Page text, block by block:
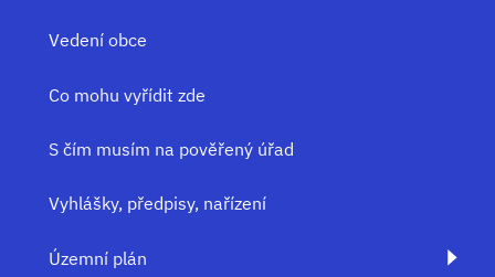
Vedení obce
Co mohu vyřídit zde
S čím musím na pověřený úřad
Vyhlášky, předpisy, nařízení
Územní plán